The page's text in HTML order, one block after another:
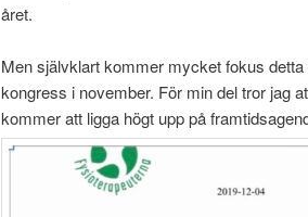
året.
Men självklartkommer mycketfokus
kongress i november. För min del tror jag
kommer att ligga högt upppå